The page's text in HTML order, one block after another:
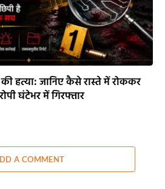
हत्या: जानिए कैसे रास्ते में रोककर
घंटेभर में गिरफ्तार
A COMMENT